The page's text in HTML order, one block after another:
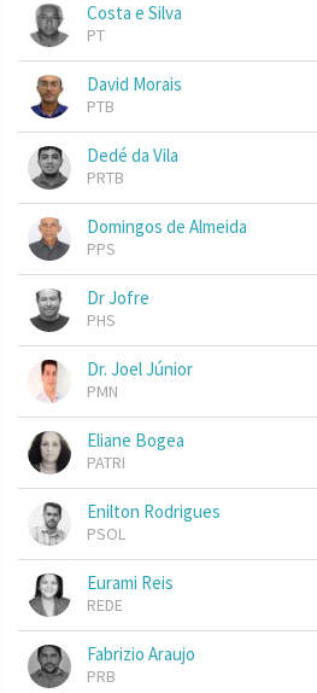
Costa e Silva
PT
David Morais
PTB
Dedé da Vila
PRTB
Domingos de Almeida
PPS
Dr Jofre
PHS
Dr. Joel Júnior
PMN
Eliane Bogea
PATRI
Enilton Rodrigues
PSOL
Eurami Reis
REDE
Fabrizio Araujo
PRB